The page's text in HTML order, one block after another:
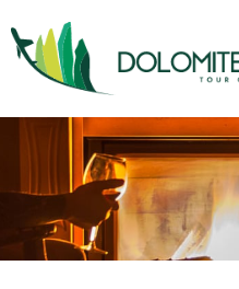
contenuto